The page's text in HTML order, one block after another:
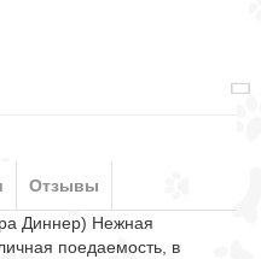
Отзывы
Диннер) Нежная
поедаемость, в